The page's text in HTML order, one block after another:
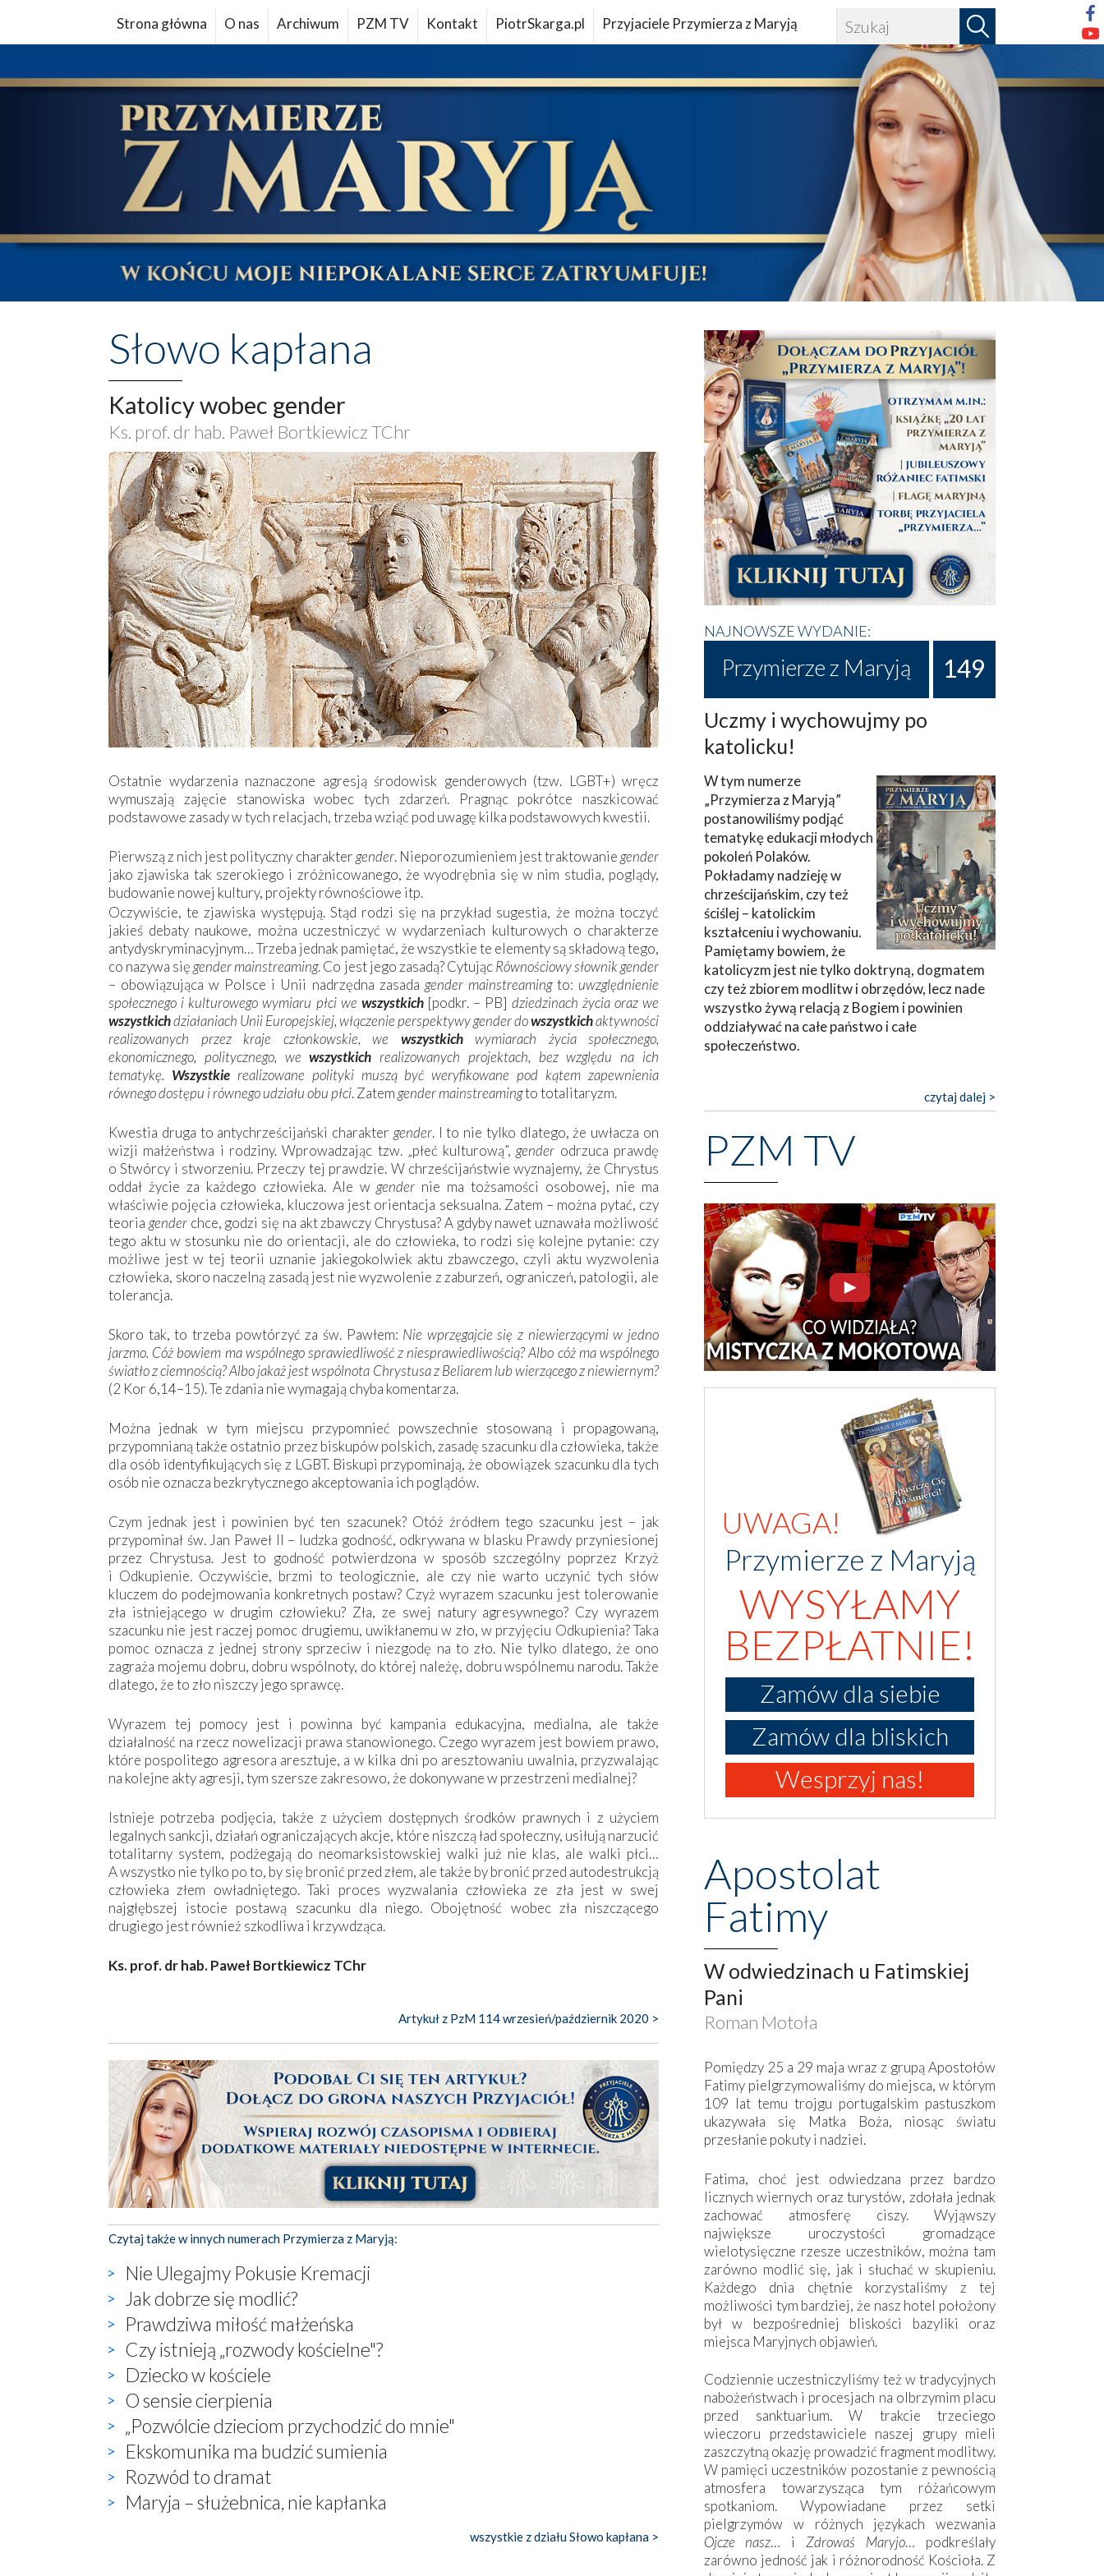
Strona główna O nas Archiwum PZM TV Kontakt PiotrSkarga.pl Przyjaciele Przymierza z Maryją
Słowo kapłana
Katolicy wobec gender
Ks. prof. dr hab. Paweł Bortkiewicz TChr
Ostatnie wydarzenia naznaczone agresją środowisk genderowych (tzw. LGBT+) wręcz
wymuszają zajęcie stanowiska wobec tych zdarzeń. Pragnąc pokrótce naszkicować
podstawowe zasady w tych relacjach, trzeba wziąć pod uwagę kilka podstawowych kwestii.
Pierwszą z nich jest polityczny charaktergender. Nieporozumieniem jest traktowaniegender
jako zjawiska tak szerokiego i zróżnicowanego, że wyodrębnia się w nim studia, poglądy,
budowanie nowej kultury, projekty równościowe itp.
Oczywiście, te zjawiska występują. Stąd rodzi się na przykład sugestia, że można toczyć
jakieś debaty naukowe, można uczestniczyć w wydarzeniach kulturowych o charakterze
antydyskryminacyjnym… Trzeba jednak pamiętać, że wszystkie te elementy są składową tego,
co nazywa sięgender mainstreaming. Co jest jego zasadą? CytującRównościowy słownik gender
– obowiązująca w Polsce i Unii nadrzędna zasada gender mainstreamingto: uwzględnienie
społecznego i kulturowego wymiaru płci we wszystkich[podkr. – PB] dziedzinach życia oraz we
wszystkichdziałaniach Unii Europejskiej, włączenie perspektywy gender dowszystkichaktywności
realizowanych przez kraje członkowskie, we wszystkichwymiarach życia społecznego,
ekonomicznego, politycznego, wewszystkich realizowanych projektach, bez względu na ich
tematykę. Wszystkierealizowane polityki musząbyć weryfikowane pod kątem zapewnienia
równego dostępu i równego udziału obu płci. Zatemgender mainstreamingto totalitaryzm.
Kwestia druga to antychrześcijański charakter gender. I to nie tylko dlatego, że uwłacza on
wizji małżeństwa i rodziny. Wprowadzając tzw. „płeć kulturową”,gender odrzuca prawdę
o Stwórcy i stworzeniu. Przeczy tej prawdzie. W chrześcijaństwie wyznajemy, że Chrystus
oddał życie za każdego człowieka. Ale wgender nie ma tożsamości osobowej, nie ma
właściwie pojęcia człowieka, kluczowa jest orientacja seksualna. Zatem – można pytać, czy
teoria gender chce, godzi się na akt zbawczy Chrystusa? A gdyby nawet uznawała możliwość
tego aktu w stosunku nie do orientacji, ale do człowieka, to rodzi się kolejne pytanie: czy
możliwe jest w tej teorii uznanie jakiegokolwiek aktu zbawczego, czyli aktu wyzwolenia
człowieka, skoro naczelną zasadą jest nie wyzwolenie z zaburzeń, ograniczeń, patologii, ale
tolerancja.
Skoro tak, to trzeba powtórzyć za św. Pawłem: Nie wprzęgajcie się z niewierzącymi w jedno
jarzmo. Cóż bowiem ma wspólnego sprawiedliwośćz niesprawiedliwością? Albo cóżma wspólnego
światło z ciemnością? Albo jakażjest wspólnota Chrystusa z Beliarem lub wierzącego z niewiernym?
(2 Kor 6,14–15). Te zdania nie wymagają chyba komentarza.
Można jednak w tym miejscu przypomnieć powszechnie stosowaną i propagowaną,
przypomnianą także ostatnio przez biskupów polskich, zasadę szacunku dla człowieka, także
dla osób identyfikujących się z LGBT. Biskupi przypominają, że obowiązek szacunku dla tych
osób nie oznacza bezkrytycznego akceptowania ich poglądów.
Czym jednak jest i powinien być ten szacunek? Otóż źródłem tego szacunku jest – jak
przypominał św. Jan Paweł II – ludzka godność, odkrywana w blasku Prawdy przyniesionej
przez Chrystusa. Jest to godność potwierdzona w sposób szczególny poprzez Krzyż
i Odkupienie. Oczywiście, brzmi to teologicznie, ale czy nie warto uczynić tych słów
kluczem do podejmowania konkretnych postaw? Czyż wyrazem szacunku jest tolerowanie
zła istniejącego w drugim człowieku? Zła, ze swej natury agresywnego? Czy wyrazem
szacunku nie jest raczej pomoc drugiemu, uwikłanemu w zło, w przyjęciu Odkupienia? Taka
pomoc oznacza z jednej strony sprzeciw i niezgodę na to zło. Nie tylko dlatego, że ono
zagraża mojemu dobru, dobru wspólnoty, do której należę, dobru wspólnemu narodu. Także
dlatego, że to zło niszczy jego sprawcę.
Wyrazem tej pomocy jest i powinna być kampania edukacyjna, medialna, ale także
działalność na rzecz nowelizacji prawa stanowionego. Czego wyrazem jest bowiem prawo,
które pospolitego agresora aresztuje, a w kilka dni po aresztowaniu uwalnia, przyzwalając
na kolejne akty agresji, tym szersze zakresowo, że dokonywane w przestrzeni medialnej?
Istnieje potrzeba podjęcia, także z użyciem dostępnych środków prawnych i z użyciem
legalnych sankcji, działań ograniczających akcje, które niszczą ład społeczny, usiłują narzucić
totalitarny system, podżegają do neomarksistowskiej walki już nie klas, ale walki płci…
A wszystko nie tylko po to, by się bronić przed złem, ale także by bronić przed autodestrukcją
człowieka złem owładniętego. Taki proces wyzwalania człowieka ze zła jest w swej
najgłębszej istocie postawą szacunku dla niego. Obojętność wobec zła niszczącego
drugiego jest również szkodliwa i krzywdząca.
Ks. prof. dr hab. PawełBortkiewicz TChr
Artykuł z PzM 114 wrzesień/październik 2020 >
Czytaj także w innych numerach Przymierza z Maryją:
Nie Ulegajmy Pokusie Kremacji
Jak dobrze się modlić?
Prawdziwa miłość małżeńska
Czy istnieją „rozwody kościelne"?
Dziecko w kościele
O sensie cierpienia
„Pozwólcie dzieciom przychodzić do mnie"
Ekskomunika ma budzić sumienia
Rozwód to dramat
Maryja – służebnica, nie kapłanka
wszystkie z działu Słowo kapłana >
NAJNOWSZE WYDANIE:
Przymierze z Maryją 149
Uczmy i wychowujmy po
katolicku!
W tym numerze
„Przymierza z Maryją”
postanowiliśmy podjąć
tematykę edukacji młodych
pokoleń Polaków.
Pokładamy nadzieję w
chrześcijańskim, czy też
ściślej – katolickim
kształceniu i wychowaniu.
Pamiętamy bowiem, że
katolicyzm jest nie tylko doktryną, dogmatem
czy też zbiorem modlitw i obrzędów, lecz nade
wszystko żywą relacją z Bogiem i powinien
oddziaływać na całe państwo i całe
społeczeństwo.
czytaj dalej >
PZM TV
UWAGA!
Przymierze z Maryją
WYSYŁAMY
BEZPŁATNIE!
Zamów dla siebie
Zamów dla bliskich
Wesprzyj nas!
Apostolat
Fatimy
W odwiedzinach u Fatimskiej
Pani
Roman Motoła
Pomiędzy 25 a 29 maja wraz z grupą Apostołów
Fatimy pielgrzymowaliśmy do miejsca, w którym
109 lat temu trojgu portugalskim pastuszkom
ukazywała się Matka Boża, niosąc światu
przesłanie pokuty i nadziei.
Fatima, choć jest odwiedzana przez bardzo
licznych wiernych oraz turystów, zdołała jednak
zachować atmosferę ciszy. Wyjąwszy
największe uroczystości gromadzące
wielotysięczne rzesze uczestników, można tam
zarówno modlić się, jak i słuchać w skupieniu.
Każdego dnia chętnie korzystaliśmy z tej
możliwości tym bardziej, że nasz hotel położony
był w bezpośredniej bliskości bazyliki oraz
miejsca Maryjnych objawień.
Codziennie uczestniczyliśmy też w tradycyjnych
nabożeństwach i procesjach na olbrzymim placu
przed sanktuarium. W trakcie trzeciego
wieczoru przedstawiciele naszej grupy mieli
zaszczytną okazję prowadzić fragment modlitwy.
W pamięci uczestników pozostanie z pewnością
atmosfera towarzysząca tym różańcowym
spotkaniom. Wypowiadane przez setki
pielgrzymów w różnych językach wezwania
Ojcze nasz… i Zdrowaś Maryjo… podkreślały
zarówno jedność jak i różnorodność Kościoła. Z